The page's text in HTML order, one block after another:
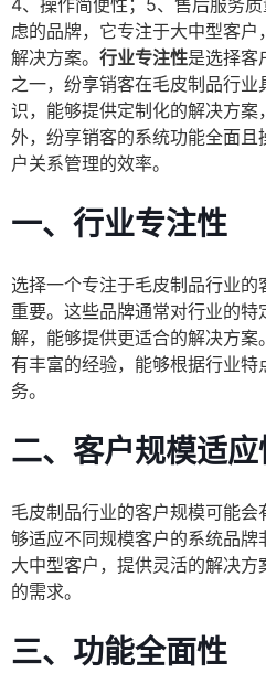
4、操作简便性；5、售后服务
虑的品牌，它专注于大中型客
解决方案。 行业专注性是选择客
之一，纷享销客在毛皮制品行
识，能够提供定制化的解决方
外，纷享销客的系统功能全面
户关系管理的效率。
一、行业专注性
选择一个专注于毛皮制品行业
重要。这些品牌通常对行业的特
解，能够提供更适合的解决方
有丰富的经验，能够根据行业特
务。
二、客户规模适应
毛皮制品行业的客户规模可能
够适应不同规模客户的系统品
大中型客户，提供灵活的解决
的需求。
三、功能全面性